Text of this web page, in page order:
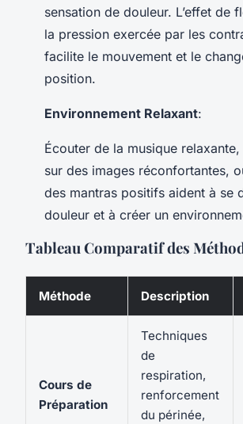
sensation de douleur. L’effet de
la pression exercée par les
facilite le mouvement et le
position.
Environnement Relaxant:
Écouter de la musique
sur des images réconfortantes,
des mantras positifs aident à se
douleur et à créer un
Tableau Comparatif des
Méthode Description
Cours de
Préparation
Techniques
de
respiration,
renforcement
du périnée,